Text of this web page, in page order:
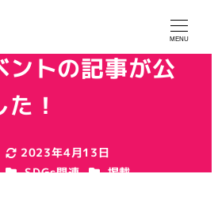
MENU
エコキャップ
ントの記事が公
！
更新日
2023年4月13日
カテゴリー
SDGs関連 カテゴリー
掲載